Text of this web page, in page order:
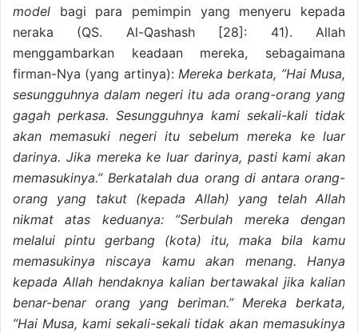
model bagi para pemimpin yang menyeru kepada
neraka (QS. Al-Qashash [28]: 41). Allah
menggambarkan keadaan mereka, sebagaimana
firman-Nya (yang artinya):Mereka berkata, ”Hai Musa,
sesungguhnya dalam negeri itu ada orang-orang yang
gagah perkasa. Sesungguhnya kami sekali-kali tidak
akan memasuki negeri itu sebelum mereka ke luar
darinya. Jika mereka ke luar darinya, pasti kami akan
memasukinya.” Berkatalah dua orang di antara orang-
orang yang takut (kepada Allah) yang telah Allah
nikmat atas keduanya: ”Serbulah mereka dengan
melalui pintu gerbang (kota) itu, maka bila kamu
memasukinya niscaya kamu akan menang. Hanya
kepada Allah hendaknya kalian bertawakal jika kalian
benar-benar orang yang beriman.” Mereka berkata,
”Hai Musa, kami sekali-sekali tidak akan memasukinya